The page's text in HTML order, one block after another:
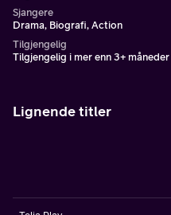
Sjangere
Drama, Biografi, Action
Tilgjengelig
Tilgjengelig i mer enn 3+ måneder
Lignende titler